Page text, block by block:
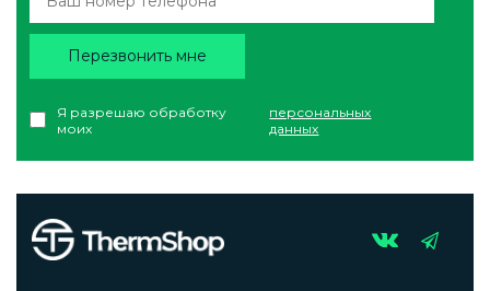
Я разрешаю обработку
моих
персональных
данных
Перезвонить мне